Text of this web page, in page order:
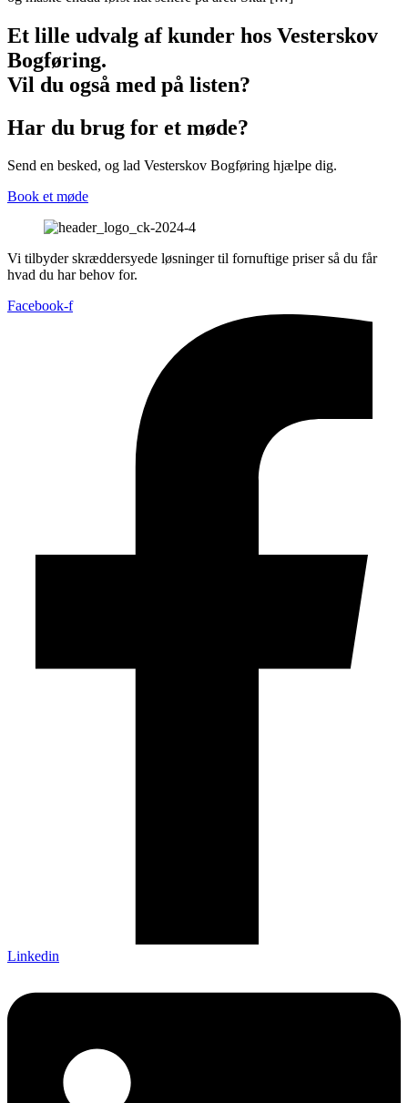
Et lille udvalg af kunder hos Vesterskov
Bogføring.
Vil du også med på listen?
Har du brug for et møde?
Send en besked, og lad Vesterskov Bogføring hjælpe dig.
Book et møde
Vi tilbyder skræddersyede løsninger til fornuftige priser så du får
hvad du har behov for.
Facebook-f
Linkedin